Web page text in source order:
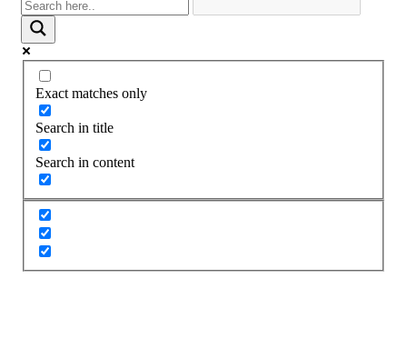
Exact matches only
Search in title
Search in content